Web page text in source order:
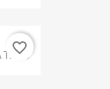
T.560
favorite_border